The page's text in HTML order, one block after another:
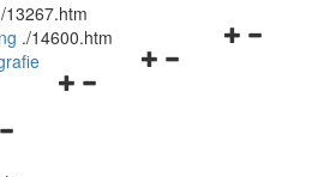
/13267.htm
Navigationsmenü
./14600.htm
Navigationsmenü